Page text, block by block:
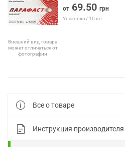
Внешний вид товара
может отличаться от
фотографии
от 69.50 грн
Упаковка / 10 шт.
Все о товаре
Инструкция производителя